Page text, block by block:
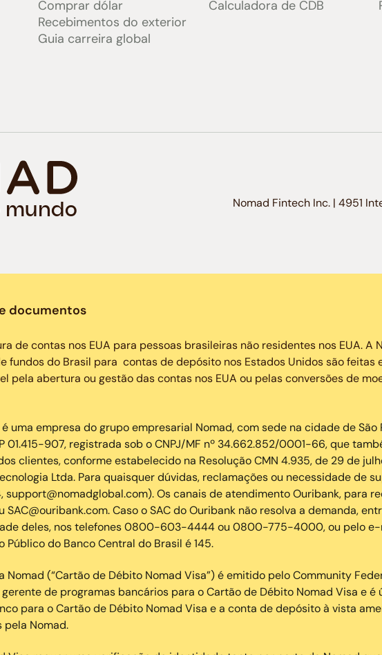
Comprar dólar
Recebimentos do exterior
Guia carreira global
Calculadora de CDB
mundo
Nomad Fintech Inc. | 4951
documentos
de contas nos EUA para pessoas brasileiras não residentes nos EUA.
fundos do Brasil para contas de depósito nos Estados Unidos são feitas
pela abertura ou gestão das contas nos EUA ou pelas conversões de
uma empresa do grupo empresarial Nomad, com sede na cidade de São
01.415-907, registrada sob o CNPJ/MF nº 34.662.852/0001-66, que
clientes, conforme estabelecido na Resolução CMN 4.935, de 29 de
Ltda. Para quaisquer dúvidas, reclamações ou necessidade de
support@nomadglobal.com). Os canais de atendimento Ouribank, para
Caso o SAC do Ouribank não resolva a demanda,
deles, nos telefones 0800-603-4444 ou 0800-775-4000, ou pelo e-
do Banco Central do Brasil é 145.
(“Cartão de Débito Nomad Visa”) é emitido pelo Community
gerente de programas bancários para o Cartão de Débito Nomad Visa e
para o Cartão de Débito Nomad Visa e a conta de depósito à vista
Nomad.